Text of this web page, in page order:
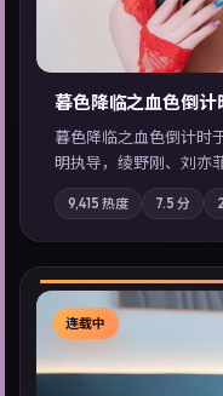
暮色降临之血色倒计
暮色降临之血色倒计时
明执导，绫野刚、刘亦
轴，边境小镇的平静被
域气质；站内亦可通过
检索同类型高分佳作，
9,415 热度 7.5 分
连载中